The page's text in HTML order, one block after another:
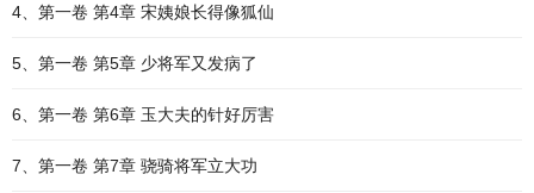
4、第一卷 第4章 宋姨娘长得像狐仙
5、第一卷 第5章 少将军又发病了
6、第一卷 第6章 玉大夫的针好厉害
7、第一卷 第7章 骁骑将军立大功